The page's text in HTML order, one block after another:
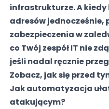
infrastrukturze. A
adresów jednocześnie,
zabezpieczenia w
co Twój zespół IT nie
jeśli nadal ręcznie
Zobacz, jak się przed
Jak automatyzacja
atakującym?